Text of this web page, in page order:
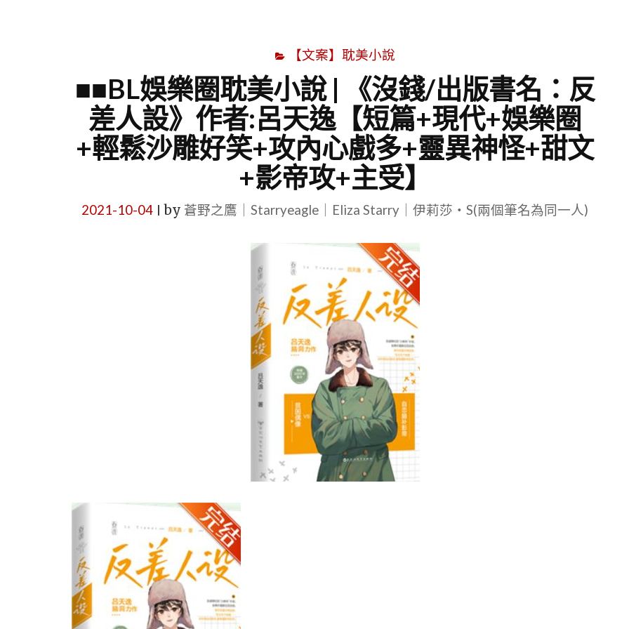
【文案】耽美小說
■■BL娛樂圈耽美小說 | 《沒錢/出版書名：反
差人設》作者:呂天逸【短篇+現代+娛樂圈
+輕鬆沙雕好笑+攻內心戲多+靈異神怪+甜文
+影帝攻+主受】
2021-10-04 by 蒼野之鷹｜Starryeagle｜Eliza Starry｜伊莉莎・S(兩個筆名為同一人)